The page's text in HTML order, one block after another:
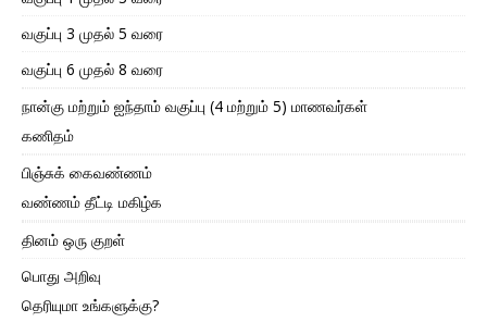
வகுப்பு 3 முதல் 5 வரை
வகுப்பு 6 முதல் 8 வரை
நான்கு மற்றும் ஐந்தாம் வகுப்பு (4 மற்றும் 5) மாணவர்கள்
கணிதம்
பிஞ்சுக் கைவண்ணம்
வண்ணம் தீட்டி மகிழ்க
தினம் ஒரு குறள்
பொது அறிவு
தெரியுமா உங்களுக்கு?